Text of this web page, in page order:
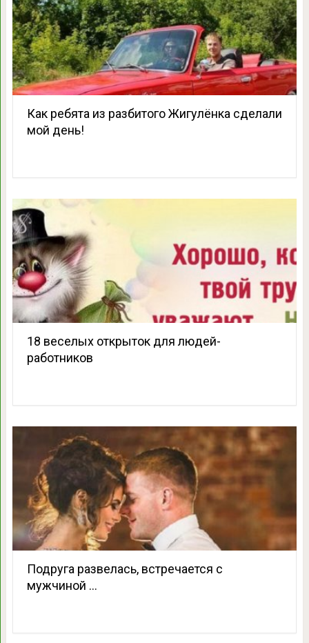
Как ребята из разбитого Жигулёнка сделали
мой день!
18 веселых открыток для людей-
работников
Подруга развелась, встречается с
мужчиной …